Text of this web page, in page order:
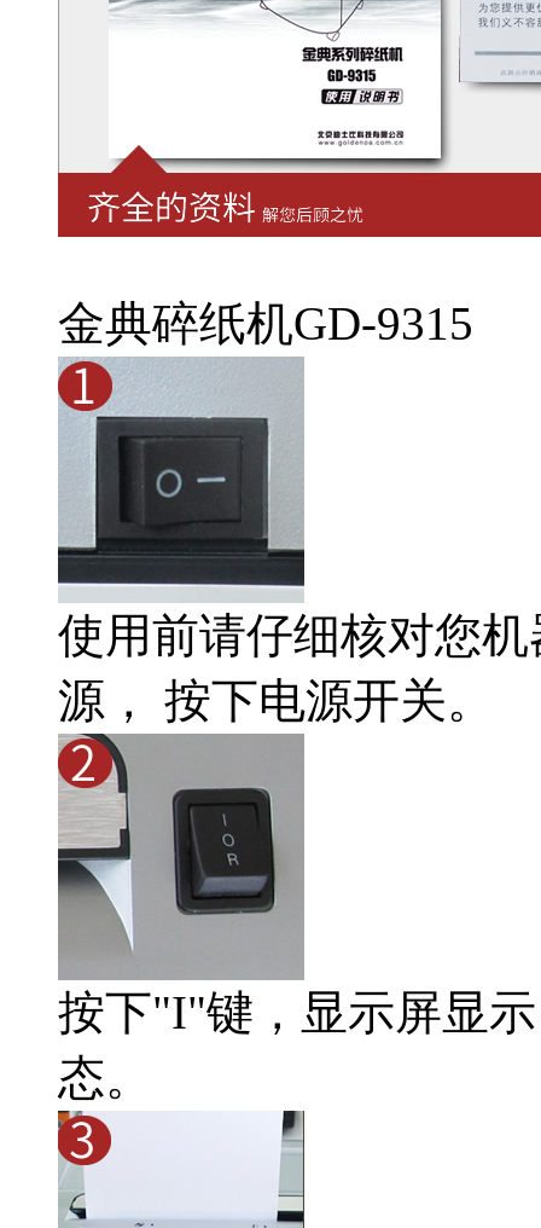
金典碎纸机GD-9315
使用前请仔细核对您
源， 按下电源开关。
按下"I"键，显示屏显
态。